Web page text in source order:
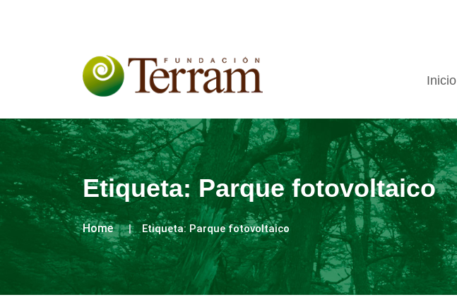
Inicio
Etiqueta:Parque fotovoltaico
Home Etiqueta:Parque fotovoltaico